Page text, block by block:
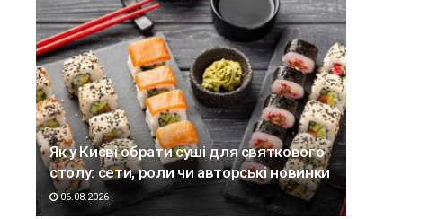
Як у Києві обрати суші для святкового
столу: сети, роли чи авторські новинки
06.08.2026